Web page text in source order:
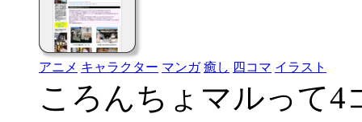
アニメ キャラクター マンガ 癒し 四コマ イラスト
ころんちょマルって4